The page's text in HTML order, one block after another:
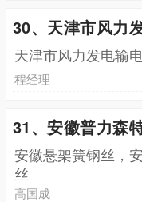
30、天津市风力
天津市风力发电输
程经理
31、安徽普力森
安徽悬架簧钢丝，
丝
高国成